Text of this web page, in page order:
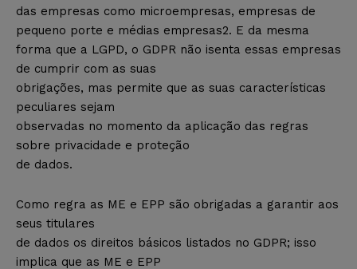
das empresas como microempresas, empresas de
pequeno porte e médias empresas2. E da mesma
forma que a LGPD, o GDPR não isenta essas empresas
de cumprir com as suas
obrigações, mas permite que as suas características
peculiares sejam
observadas no momento da aplicação das regras
sobre privacidade e proteção
de dados.
Como regra as ME e EPP são obrigadas a garantir aos
seus titulares
de dados os direitos básicos listados no GDPR; isso
implica que as ME e EPP